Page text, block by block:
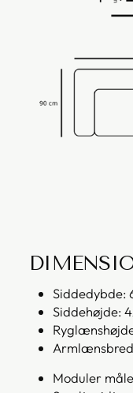
Siddedybde:
Siddehøjde:
Moduler